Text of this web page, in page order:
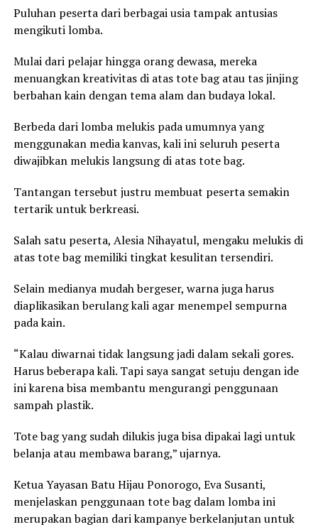
Puluhan peserta dari berbagai usia tampak antusias
mengikuti lomba.
Mulai dari pelajar hingga orang dewasa, mereka
menuangkan kreativitas di atas tote bag atau tas jinjing
berbahan kain dengan tema alam dan budaya lokal.
Berbeda dari lomba melukis pada umumnya yang
menggunakan media kanvas, kali ini seluruh peserta
diwajibkan melukis langsung di atas tote bag.
Tantangan tersebut justru membuat peserta semakin
tertarik untuk berkreasi.
Salah satu peserta, Alesia Nihayatul, mengaku melukis di
atas tote bag memiliki tingkat kesulitan tersendiri.
Selain medianya mudah bergeser, warna juga harus
diaplikasikan berulang kali agar menempel sempurna
pada kain.
“Kalau diwarnai tidak langsung jadi dalam sekali gores.
Harus beberapa kali. Tapi saya sangat setuju dengan ide
ini karena bisa membantu mengurangi penggunaan
sampah plastik.
Tote bag yang sudah dilukis juga bisa dipakai lagi untuk
belanja atau membawa barang,” ujarnya.
Ketua Yayasan Batu Hijau Ponorogo, Eva Susanti,
menjelaskan penggunaan tote bag dalam lomba ini
merupakan bagian dari kampanye berkelanjutan untuk